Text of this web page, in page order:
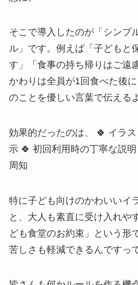
そこで導入したのが「シンプ
ル」です。例えば「子どもと
す」「食事の持ち帰りはご遠
かわりは全員が1回食べた後
のことを優しい言葉で伝える
効果的だったのは、 🍀 イラ
示 🍀 初回利用時の丁寧な説
周知
特に子ども向けのかわいいイ
と、大人も素直に受け入れや
ども食堂のお約束」という形
苦しさも軽減できるんですって